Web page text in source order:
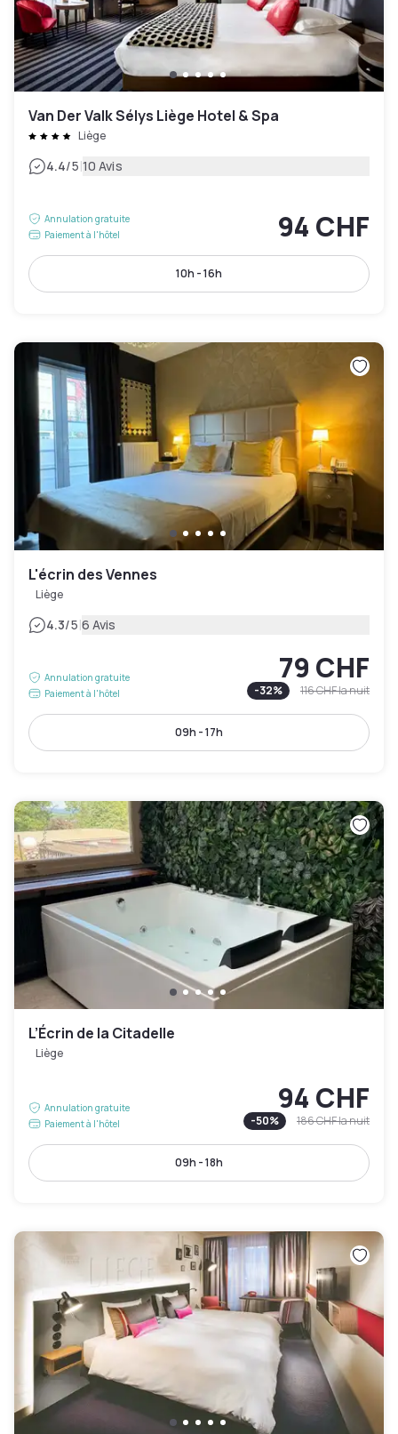
Van Der Valk Sélys Liège Hotel & Spa
Liège
4.4/5|10 Avis
Annulation gratuite
Paiement à l'hôtel
94 CHF
10h - 16h
L'écrin des Vennes
Liège
4.3/5|6 Avis
Annulation gratuite
Paiement à l'hôtel
79 CHF
-32% 116 CHFla nuit
09h - 17h
L’Écrin de la Citadelle
Liège
Annulation gratuite
Paiement à l'hôtel
94 CHF
-50% 186 CHFla nuit
09h - 18h